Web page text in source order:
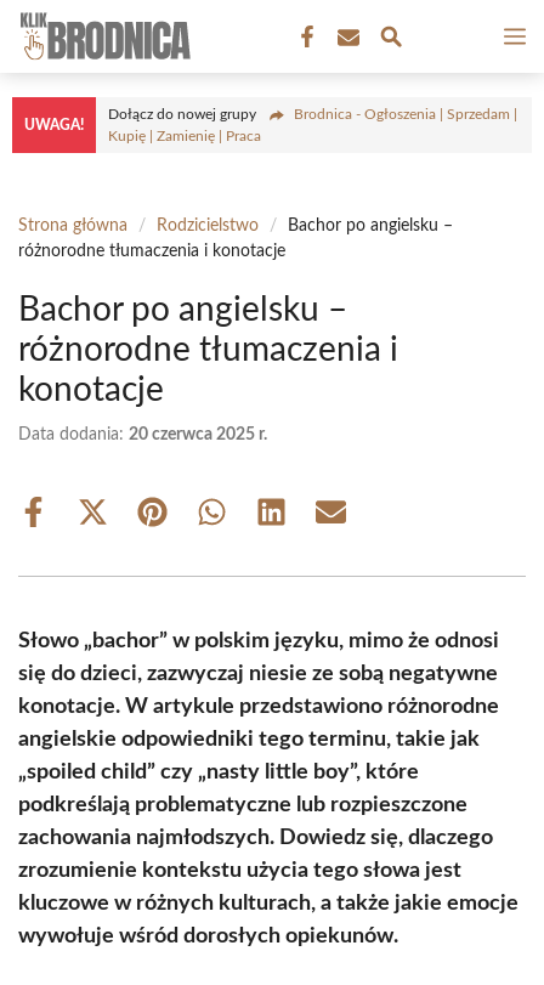
Przejdź
treści
UWAGA!
Dołącz do nowej grupy
Brodnica - Ogłoszenia | Sprzedam |
Kupię | Zamienię | Praca
Strona główna / Rodzicielstwo /
Bachor po angielsku –
różnorodne tłumaczenia i konotacje
Bachor po angielsku –
różnorodne tłumaczenia i
konotacje
Data dodania: 20 czerwca 2025 r.
Share
Share
(Twitter)
Share Share Share Share
Słowo „bachor” w polskim języku, mimo że odnosi
się do dzieci, zazwyczaj niesie ze sobą negatywne
konotacje. W artykule przedstawiono różnorodne
angielskie odpowiedniki tego terminu, takie jak
„spoiled child” czy „nasty little boy”, które
podkreślają problematyczne lub rozpieszczone
zachowania najmłodszych. Dowiedz się, dlaczego
zrozumienie kontekstu użycia tego słowa jest
kluczowe w różnych kulturach, a także jakie emocje
wywołuje wśród dorosłych opiekunów.